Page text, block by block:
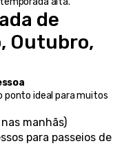
de
Outubro,
ponto ideal para muitos
manhãs)
para passeios de